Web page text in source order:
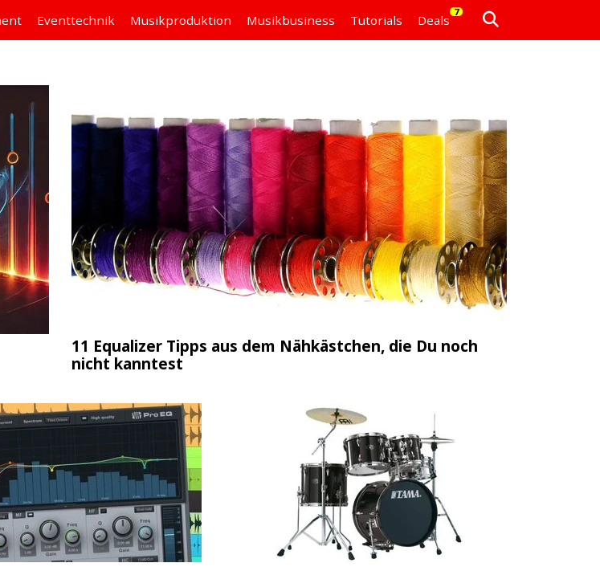
Eventtechnik Musikproduktion Musikbusiness Tutorials Deals
7
11 Equalizer Tipps aus dem Nähkästchen, die Du noch
nicht kanntest